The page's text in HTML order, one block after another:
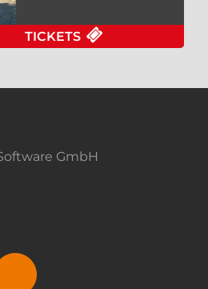
WELT AM 18.10.2026 IN
TICKETS
GmbH